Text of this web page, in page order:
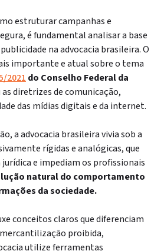
estruturar campanhas e
é fundamental analisar a base
na advocacia brasileira. O
importante e atual sobre o tema
2021 do Conselho Federal da
diretrizes de comunicação,
das mídias digitais e da internet.
a advocacia brasileira vivia sob a
rígidas e analógicas, que
e impediam os profissionais
natural do comportamento
da sociedade.
conceitos claros que diferenciam
proibida,
utilize ferramentas